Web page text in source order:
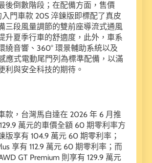
後倒數階段；在配備方面，售價
入門車款 20S 淬鍊版即標配了真皮
三段風量調節的雙前座導流式通風
升夏季行車的舒適度，此外，車系
繞音響、360° 環景輔助系統以及
應式電動尾門列為標準配備，以滿
利與安全科技的期待。
款，台灣馬自達在 2026 年 6 月推
萬元的車價全額 60 期零利率方
版享有 104.9 萬元 60 期零利率；
享有 112.9 萬元 60 期零利率；而
GT Premium 則享有 129.9 萬元